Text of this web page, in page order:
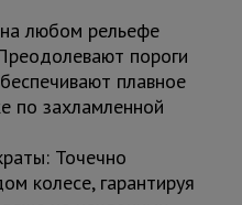
на любом рельефе
пороги
плавное
по захламленной
Точечно
колесе, гарантируя